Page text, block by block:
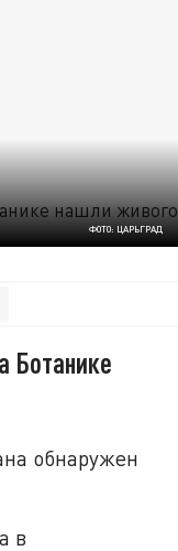
ФОТО: ЦАРЬГРАД
Ботанике
обнаружен
в